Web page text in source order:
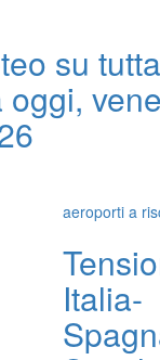
su
aeroporti a
Italia-